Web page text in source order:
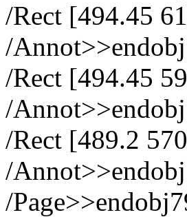
/Rect [494.45
/
/Rect [494.45
/
/Rect [489.2
/
/